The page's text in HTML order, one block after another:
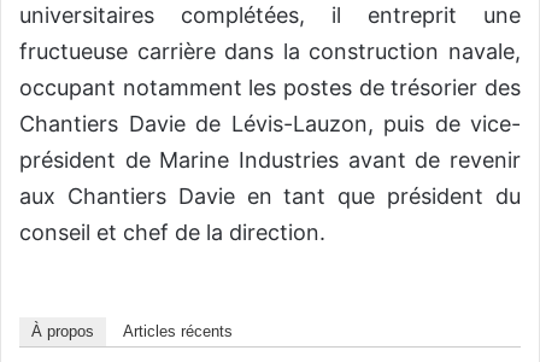
universitaires complétées, il entreprit une
fructueuse carrière dans la construction navale,
occupant notamment les postes de trésorier des
Chantiers Davie de Lévis-Lauzon, puis de vice-
président de Marine Industries avant de revenir
aux Chantiers Davie en tant que président du
conseil et chef de la direction.
À propos Articles récents